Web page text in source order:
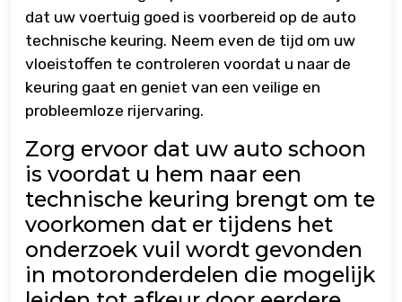
dat uw voertuig goed is voorbereid op de auto
technische keuring. Neem even de tijd om uw
vloeistoffen te controleren voordat u naar de
keuring gaat en geniet van een veilige en
probleemloze rijervaring.
Zorg ervoor dat uw auto schoon
is voordat u hem naar een
technische keuring brengt om te
voorkomen dat er tijdens het
onderzoek vuil wordt gevonden
in motoronderdelen die mogelijk